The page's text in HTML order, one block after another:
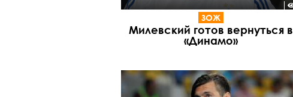
ЗОЖ
Милевский готов вернуться в
«Динамо»